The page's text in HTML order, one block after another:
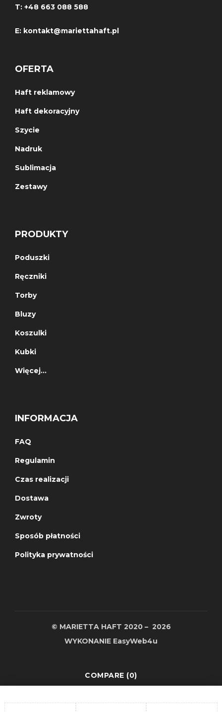
T: +48 663 088 588
E: kontakt@mariettahaft.pl
OFERTA
Haft reklamowy
Haft dekoracyjny
Szycie
Nadruk
Sublimacja
Zestawy
PRODUKTY
Poduszki
Ręczniki
Torby
Bluzy
Koszulki
Kubki
Więcej…
INFORMACJA
FAQ
Regulamin
Czas realizacji
Dostawa
Zwroty
Sposób płatności
Polityka prywatności
© MARIETTA HAFT 2020 – 2026
WYKONANIE EasyWeb4u
COMPARE (0)